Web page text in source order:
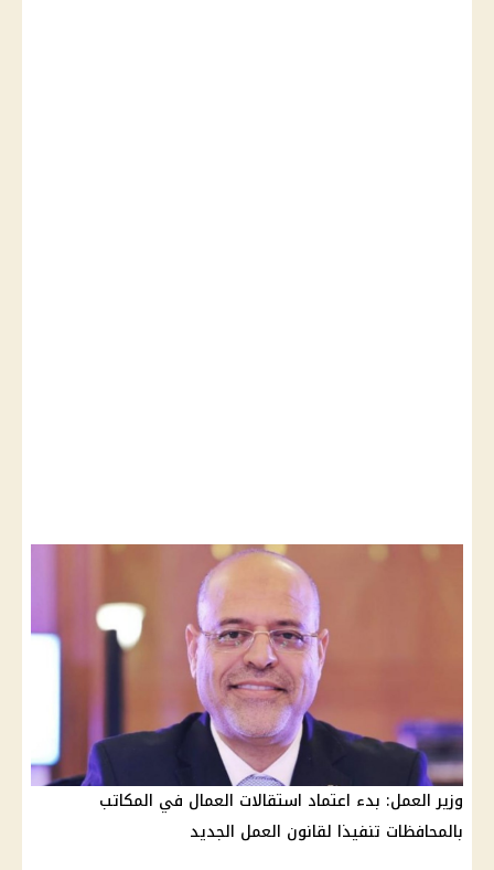
وزير العمل: بدء اعتماد استقالات العمال في المكاتب
بالمحافظات تنفيذا لقانون العمل الجديد